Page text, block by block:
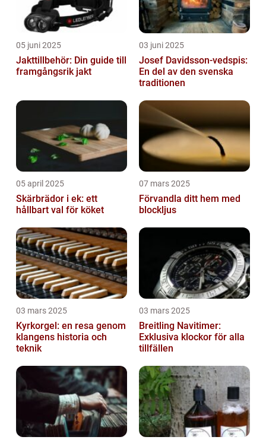
05 juni 2025
Jakttillbehör: Din guide till
framgångsrik jakt
03 juni 2025
Josef Davidsson-vedspis:
En del av den svenska
traditionen
05 april 2025
Skärbrädor i ek: ett
hållbart val för köket
07 mars 2025
Förvandla ditt hem med
blockljus
03 mars 2025
Kyrkorgel: en resa genom
klangens historia och
teknik
03 mars 2025
Breitling Navitimer:
Exklusiva klockor för alla
tillfällen